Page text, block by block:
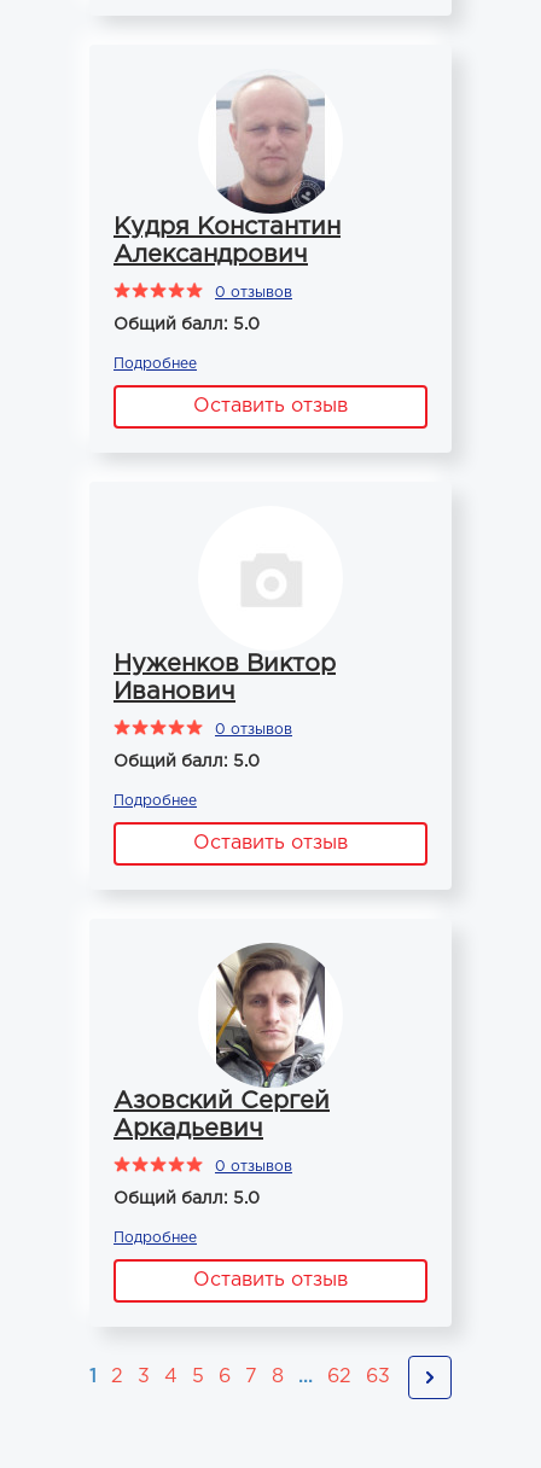
Кудря Константин
Александрович
0 отзывов
Общий балл: 5.0
Подробнее
Оставить отзыв
Нуженков Виктор
Иванович
0 отзывов
Общий балл: 5.0
Подробнее
Оставить отзыв
Азовский Сергей
Аркадьевич
0 отзывов
Общий балл: 5.0
Подробнее
Оставить отзыв
1 2 3 4 5 6 7 8 ... 62 63